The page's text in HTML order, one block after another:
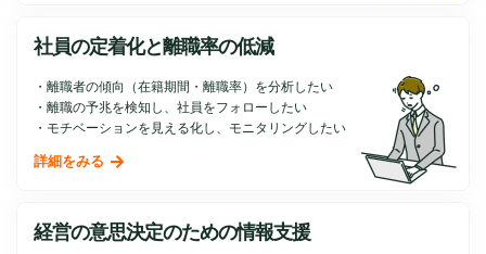
社員の定着化と離職率の低減
離職者の傾向（在籍期間・離職率）を分析したい
離職の予兆を検知し、社員をフォローしたい
モチベーションを見える化し、モニタリングしたい
詳細をみる
経営の意思決定のための情報支援